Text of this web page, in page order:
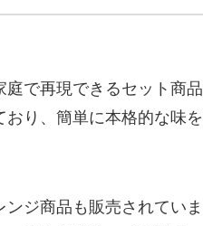
で再現できるセット商品
り、簡単に本格的な味を
ジ商品も販売されていま